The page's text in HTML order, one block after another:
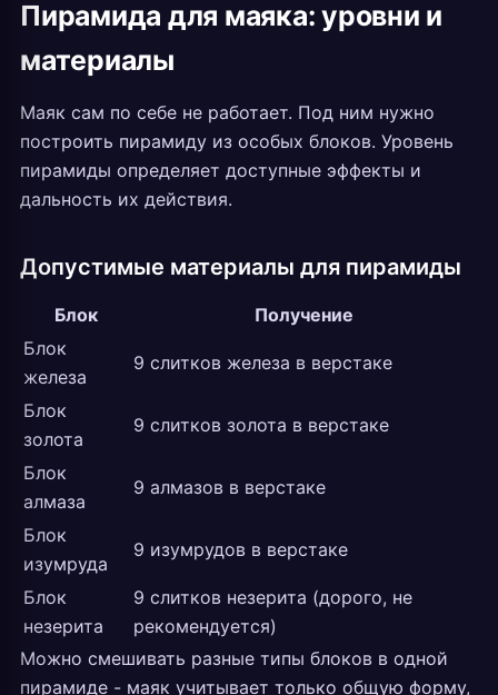
Пирамида для маяка: уровни и
материалы
Маяк сам по себе не работает. Под ним нужно
построить пирамиду из особых блоков. Уровень
пирамиды определяет доступные эффекты и
дальность их действия.
Допустимые материалы для пирамиды
Блок
Получение
Блок
железа
9 слитков железа в верстаке
Блок
золота
9 слитков золота в верстаке
Блок
алмаза
9 алмазов в верстаке
Блок
изумруда
9 изумрудов в верстаке
Блок
незерита
9 слитков незерита (дорого, не
рекомендуется)
Можно смешивать разные типы блоков в одной
пирамиде - маяк учитывает только общую форму,